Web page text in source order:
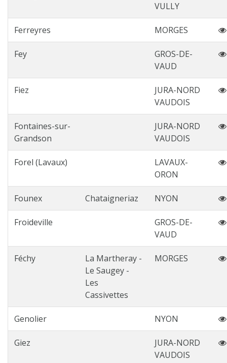
VULLY
Ferreyres MORGES
Fey
GROS-DE-
VAUD
Fiez
JURA-NORD
VAUDOIS
Fontaines-sur-
Grandson
JURA-NORD
VAUDOIS
Forel (Lavaux)
LAVAUX-
ORON
Founex Chataigneriaz NYON
Froideville
GROS-DE-
VAUD
Féchy
La Martheray -
Le Saugey -
Les
Cassivettes
MORGES
Genolier NYON
Giez
JURA-NORD
VAUDOIS